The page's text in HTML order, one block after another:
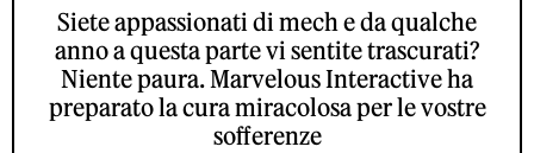
Siete appassionati di mech e da qualche
anno a questa parte vi sentite trascurati?
Niente paura. Marvelous Interactive ha
preparato la cura miracolosa per le vostre
sofferenze